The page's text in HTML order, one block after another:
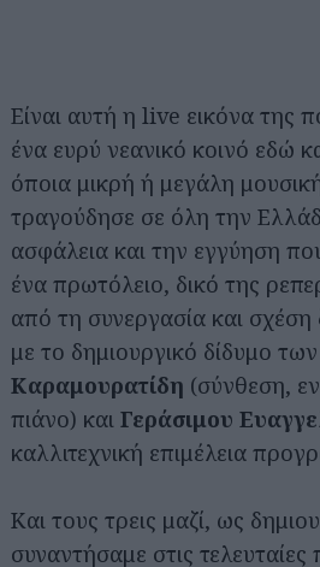
Είναι αυτή η live εικόνα της
ένα ευρύ νεανικό κοινό εδώ
όποια μικρή ή μεγάλη
τραγούδησε σε όλη την
ασφάλεια και την εγγύηση
ένα πρωτόλειο, δικό της
από τη συνεργασία και σχέση
με το δημιουργικό δίδυμο των
Καραμουρατίδη (σύνθεση,
πιάνο) και Γεράσιμου
καλλιτεχνική επιμέλεια
Και τους τρεις μαζί, ως
συναντήσαμε στις